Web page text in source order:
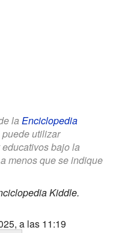
la Enciclopedia
utilizar
bajo la
a menos que se indique
Kiddle.
a las 11:19